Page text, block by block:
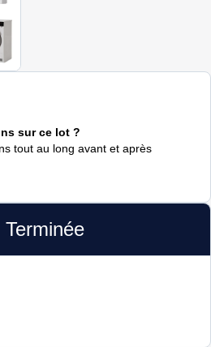
sur ce lot ?
tout au long avant et après
Terminée